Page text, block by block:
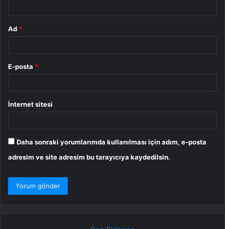
Ad *
E-posta *
İnternet sitesi
Daha sonraki yorumlarımda kullanılması için adım, e-posta
adresim ve site adresim bu tarayıcıya kaydedilsin.